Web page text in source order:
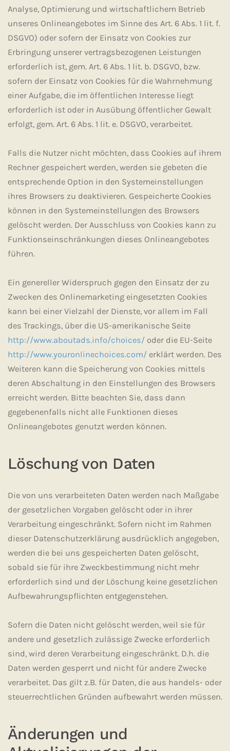
Analyse, Optimierung und wirtschaftlichem Betrieb
unseres Onlineangebotes im Sinne des Art. 6 Abs. 1 lit. f.
DSGVO) oder sofern der Einsatz von Cookies zur
Erbringung unserer vertragsbezogenen Leistungen
erforderlich ist, gem. Art. 6 Abs. 1 lit. b. DSGVO, bzw.
sofern der Einsatz von Cookies für die Wahrnehmung
einer Aufgabe, die im öffentlichen Interesse liegt
erforderlich ist oder in Ausübung öffentlicher Gewalt
erfolgt, gem. Art. 6 Abs. 1 lit. e. DSGVO, verarbeitet.
Falls die Nutzer nicht möchten, dass Cookies auf ihrem
Rechner gespeichert werden, werden sie gebeten die
entsprechende Option in den Systemeinstellungen
ihres Browsers zu deaktivieren. Gespeicherte Cookies
können in den Systemeinstellungen des Browsers
gelöscht werden. Der Ausschluss von Cookies kann zu
Funktionseinschränkungen dieses Onlineangebotes
führen.
Ein genereller Widerspruch gegen den Einsatz der zu
Zwecken des Onlinemarketing eingesetzten Cookies
kann bei einer Vielzahl der Dienste, vor allem im Fall
des Trackings, über die US-amerikanische Seite
http://www.aboutads.info/choices/ oder die EU-Seite
http://www.youronlinechoices.com/ erklärt werden. Des
Weiteren kann die Speicherung von Cookies mittels
deren Abschaltung in den Einstellungen des Browsers
erreicht werden. Bitte beachten Sie, dass dann
gegebenenfalls nicht alle Funktionen dieses
Onlineangebotes genutzt werden können.
Löschung von Daten
Die von uns verarbeiteten Daten werden nach Maßgabe
der gesetzlichen Vorgaben gelöscht oder in ihrer
Verarbeitung eingeschränkt. Sofern nicht im Rahmen
dieser Datenschutzerklärung ausdrücklich angegeben,
werden die bei uns gespeicherten Daten gelöscht,
sobald sie für ihre Zweckbestimmung nicht mehr
erforderlich sind und der Löschung keine gesetzlichen
Aufbewahrungspflichten entgegenstehen.
Sofern die Daten nicht gelöscht werden, weil sie für
andere und gesetzlich zulässige Zwecke erforderlich
sind, wird deren Verarbeitung eingeschränkt. D.h. die
Daten werden gesperrt und nicht für andere Zwecke
verarbeitet. Das gilt z.B. für Daten, die aus handels- oder
steuerrechtlichen Gründen aufbewahrt werden müssen.
Änderungen und